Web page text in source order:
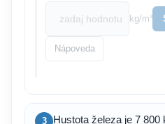
kg/m³
Nápoveda
3
Hustota železa je 7 800